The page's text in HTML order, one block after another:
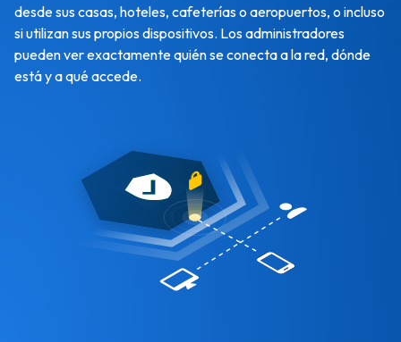
desde sus casas, hoteles, cafeterías o aeropuertos, o incluso
si utilizan sus propios dispositivos. Los administradores
pueden ver exactamente quién se conecta a la red, dónde
está y a qué accede.